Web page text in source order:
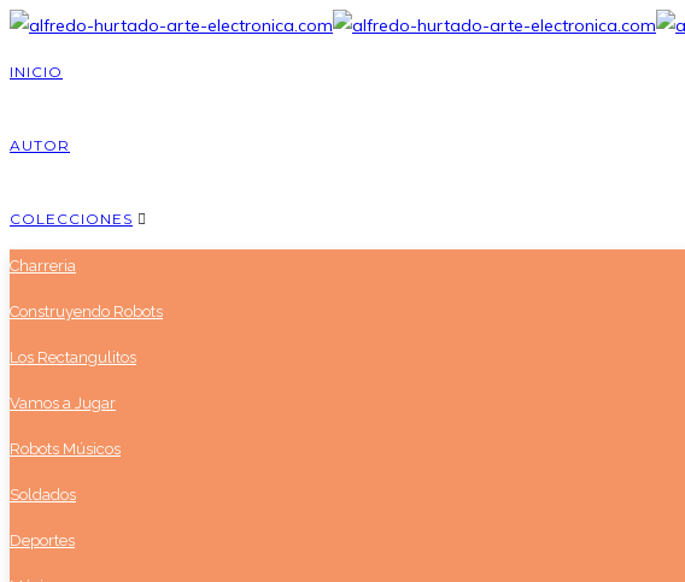
INICIO
AUTOR
COLECCIONES
Charreria
Construyendo Robots
Los Rectangulitos
Vamos a Jugar
Robots Músicos
Soldados
Deportes